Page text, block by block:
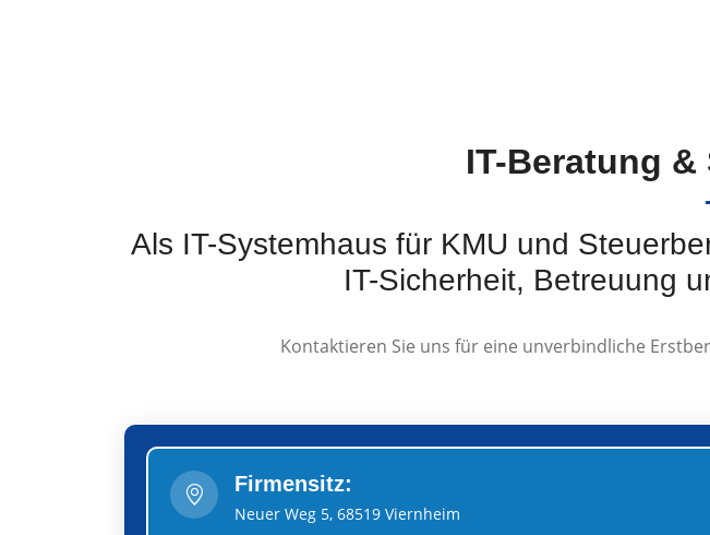
IT-Beratung
Als IT-Systemhaus für KMU und
IT-Sicherheit, Betreuung
Kontaktieren Sie uns für eine unverbindliche
Firmensitz:
Neuer Weg 5, 68519 Viernheim